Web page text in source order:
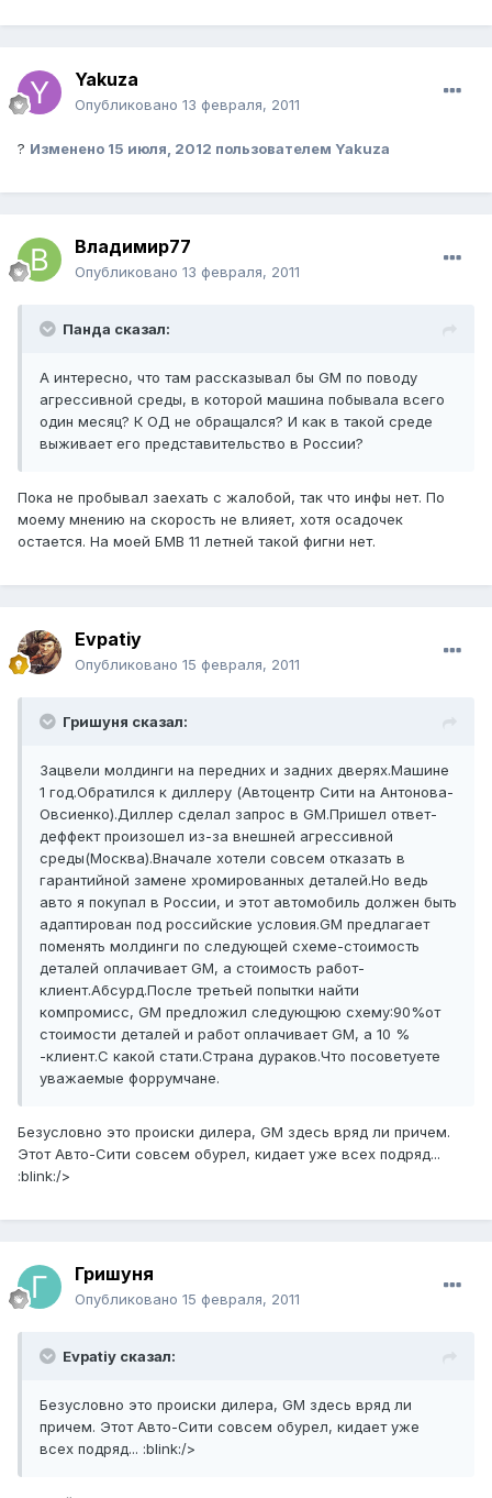
Yakuza
Опубликовано 13 февраля, 2011
? Изменено 15 июля, 2012 пользователем Yakuza
Владимир77
Опубликовано 13 февраля, 2011
Панда сказал:
А интересно, что там рассказывал бы GM по поводу
агрессивной среды, в которой машина побывала всего
один месяц? К ОД не обращался? И как в такой среде
выживает его представительство в России?
Пока не пробывал заехать с жалобой, так что инфы нет. По
моему мнению на скорость не влияет, хотя осадочек
остается. На моей БМВ 11 летней такой фигни нет.
Evpatiy
Опубликовано 15 февраля, 2011
Гришуня сказал:
Зацвели молдинги на передних и задних дверях.Машине
1 год.Обратился к диллеру (Автоцентр Сити на Антонова-
Овсиенко).Диллер сделал запрос в GM.Пришел ответ-
деффект произошел из-за внешней агрессивной
среды(Москва).Вначале хотели совсем отказать в
гарантийной замене хромированных деталей.Но ведь
авто я покупал в России, и этот автомобиль должен быть
адаптирован под российские условия.GM предлагает
поменять молдинги по следующей схеме-стоимость
деталей оплачивает GM, а стоимость работ-
клиент.Абсурд.После третьей попытки найти
компромисс, GM предложил следующюю схему:90%от
стоимости деталей и работ оплачивает GM, а 10 %
-клиент.С какой стати.Страна дураков.Что посоветуете
уважаемые форрумчане.
Безусловно это происки дилера, GM здесь вряд ли причем.
Этот Авто-Сити совсем обурел, кидает уже всех подряд...
:blink:/>
Гришуня
Опубликовано 15 февраля, 2011
Evpatiy сказал:
Безусловно это происки дилера, GM здесь вряд ли
причем. Этот Авто-Сити совсем обурел, кидает уже
всех подряд... :blink:/>